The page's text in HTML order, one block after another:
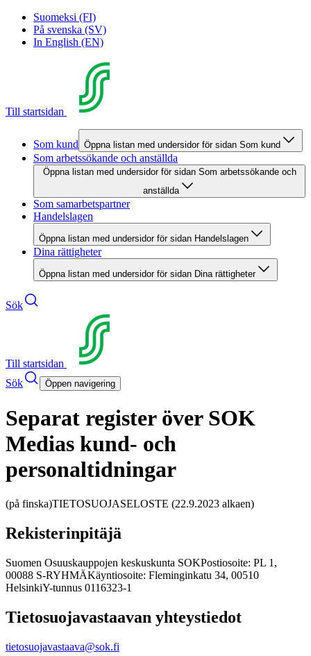
Suomeksi (FI)
På svenska (SV)
In English (EN)
Till startsidan
Som kund Öppna listan med undersidor för sidan Som kund
Som arbetssökande och anställda
Öppna listan med undersidor för sidan Som arbetssökande och
anställda
Som samarbetspartner
Handelslagen
Öppna listan med undersidor för sidan Handelslagen
Dina rättigheter
Öppna listan med undersidor för sidan Dina rättigheter
Sök
Till startsidan
Sök
Öppen navigering
Separat register över SOK
Medias kund- och
personaltidningar
(på finska)TIETOSUOJASELOSTE (22.9.2023 alkaen)
Rekisterinpitäjä
Suomen Osuuskauppojen keskuskunta SOKPostiosoite: PL 1,
00088 S-RYHMÄKäyntiosoite: Fleminginkatu 34, 00510
HelsinkiY-tunnus 0116323-1
Tietosuojavastaavan yhteystiedot
tietosuojavastaava@sok.fi